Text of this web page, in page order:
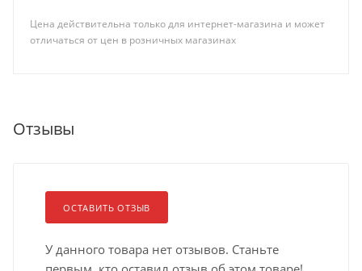
Цена действительна только для интернет-магазина и может
отличаться от цен в розничных магазинах
Отзывы
ОСТАВИТЬ ОТЗЫВ
У данного товара нет отзывов. Станьте